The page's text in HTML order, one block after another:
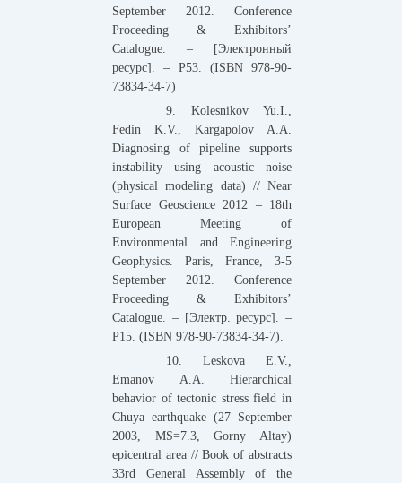
September 2012. Conference
Proceeding & Exhibitors’
Catalogue. – [Электронный
ресурс]. – P53. (ISBN 978-90-
73834-34-7)
9. Kolesnikov Yu.I.,
Fedin K.V., Kargapolov A.A.
Diagnosing of pipeline supports
instability using acoustic noise
(physical modeling data) // Near
Surface Geoscience 2012 – 18th
European Meeting of
Environmental and Engineering
Geophysics. Paris, France, 3-5
September 2012. Conference
Proceeding & Exhibitors’
Catalogue. – [Электр. ресурс]. –
P15. (ISBN 978-90-73834-34-7).
10. Leskova E.V.,
Emanov A.A. Hierarchical
behavior of tectonic stress field in
Chuya earthquake (27 September
2003, MS=7.3, Gorny Altay)
epicentral area // Book of abstracts
33rd General Assembly of the